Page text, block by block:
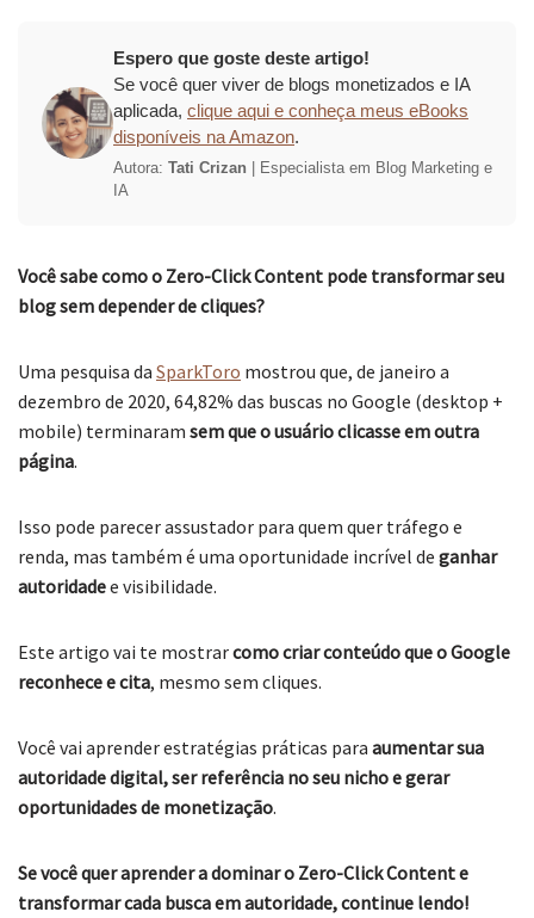
Espero que goste deste artigo!
Se você quer viver de blogs monetizados e IA
aplicada, clique aqui e conheça meus eBooks
disponíveis na Amazon.
Autora: Tati Crizan | Especialista em Blog Marketing e
IA
Você sabe como o Zero-Click Content pode transformar seu
blog sem depender de cliques?
Uma pesquisa da SparkToro mostrou que, de janeiro a
dezembro de 2020, 64,82% das buscas no Google (desktop +
mobile) terminaram sem que o usuário clicasse em outra
página.
Isso pode parecer assustador para quem quer tráfego e
renda, mas também é uma oportunidade incrível de ganhar
autoridadee visibilidade.
Este artigo vai te mostrarcomo criar conteúdo que o Google
reconhece e cita, mesmo sem cliques.
Você vai aprender estratégias práticas para aumentar sua
autoridade digital, ser referência no seu nicho e gerar
oportunidades de monetização.
Se você quer aprender a dominar o Zero-Click Content e
transformar cada busca em autoridade, continue lendo!